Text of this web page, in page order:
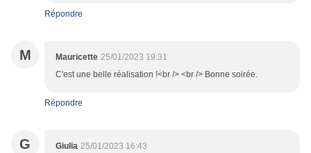
Répondre
M Mauricette 25/01/2023 19:31
C'est une belle réalisation !<br /> <br /> Bonne soirée.
Répondre
G Giulia 25/01/2023 16:43